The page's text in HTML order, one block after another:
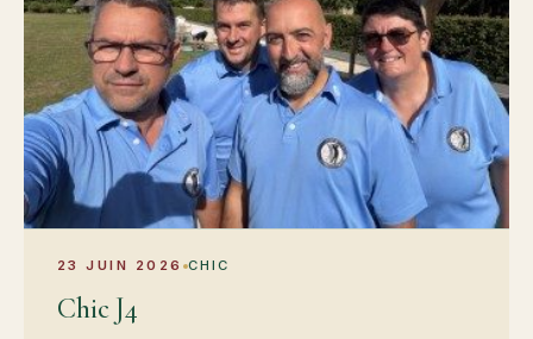
23 JUIN 2026 CHIC
Chic J4